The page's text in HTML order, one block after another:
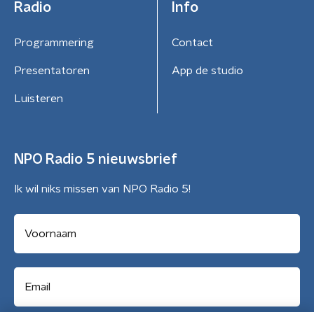
Radio
Programmering
Presentatoren
Luisteren
Info
Contact
App de studio
NPO Radio 5 nieuwsbrief
Ik wil niks missen van NPO Radio 5!